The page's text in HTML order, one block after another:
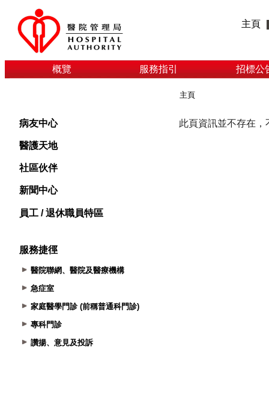
主頁
概覽 服務指引 招標公
病友中心
醫護天地
社區伙伴
新聞中心
員工 / 退休職員特區
服務捷徑
醫院聯網、醫院及醫療機構
急症室
家庭醫學門診 (前稱普通科門診)
專科門診
讚揚、意見及投訴
主頁